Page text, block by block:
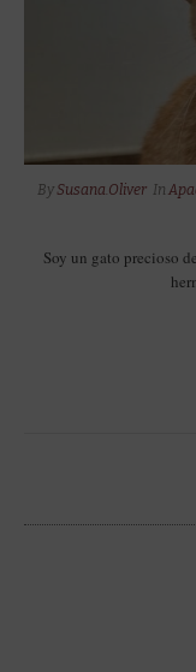
By Susana.Oliver In
Soy un gato precioso